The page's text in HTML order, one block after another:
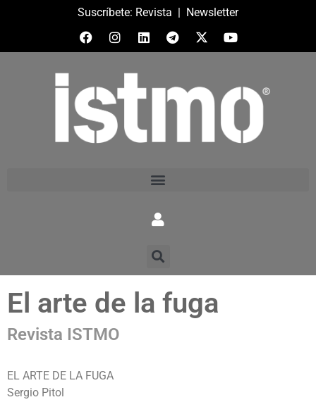
Suscríbete: Revista | Newsletter
El arte de la fuga
Revista ISTMO
EL ARTE DE LA FUGA
Sergio Pitol